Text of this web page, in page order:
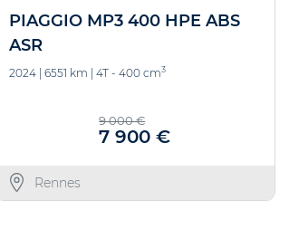
PIAGGIO MP3 400 HPE ABS
ASR
2024| 6551 km 4T - 400 cm3
9 000 €
7 900 €
Rennes